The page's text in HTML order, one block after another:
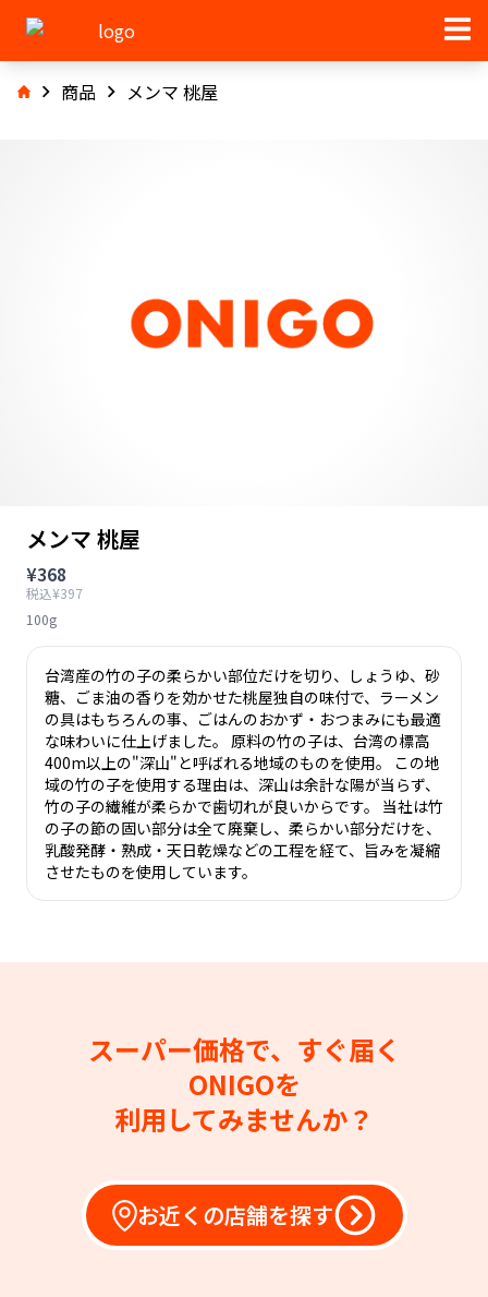
商品 メンマ 桃屋
メンマ 桃屋
¥368
税込¥397
100g
台湾産の竹の子の柔らかい部位だけを切り、しょうゆ、砂
糖、ごま油の香りを効かせた桃屋独自の味付で、ラーメン
の具はもちろんの事、ごはんのおかず・おつまみにも最適
な味わいに仕上げました。 原料の竹の子は、台湾の標高
400m以上の"深山"と呼ばれる地域のものを使用。 この地
域の竹の子を使用する理由は、深山は余計な陽が当らず、
竹の子の繊維が柔らかで歯切れが良いからです。 当社は竹
の子の節の固い部分は全て廃棄し、柔らかい部分だけを、
乳酸発酵・熟成・天日乾燥などの工程を経て、旨みを凝縮
させたものを使用しています。
スーパー価格で、すぐ届く
ONIGOを
利用してみませんか？
お近くの店舗を探す